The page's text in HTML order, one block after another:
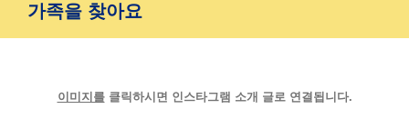
가족을 찾아요
이미지를클릭하시면 인스타그램 소개 글로 연결됩니다.